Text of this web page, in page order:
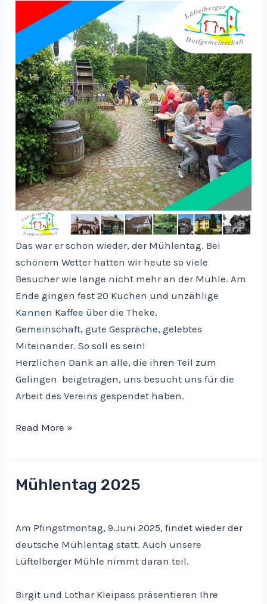
Das war er schon wieder, der Mühlentag. Bei
schönem Wetter hatten wir heute so viele
Besucher wie lange nicht mehr an der Mühle. Am
Ende gingen fast 20 Kuchen und unzählige
Kannen Kaffee über die Theke.
Gemeinschaft, gute Gespräche, gelebtes
Miteinander. So soll es sein!
Herzlichen Dank an alle, die ihren Teil zum
Gelingen beigetragen, uns besucht uns für die
Arbeit des Vereins gespendet haben.
Mühlentag
Read More »
Mühlentag 2025
Am Pfingstmontag, 9.Juni 2025, findet wieder der
deutsche Mühlentag statt. Auch unsere
Lüftelberger Mühle nimmt daran teil.
Birgit und Lothar Kleipass präsentieren Ihre